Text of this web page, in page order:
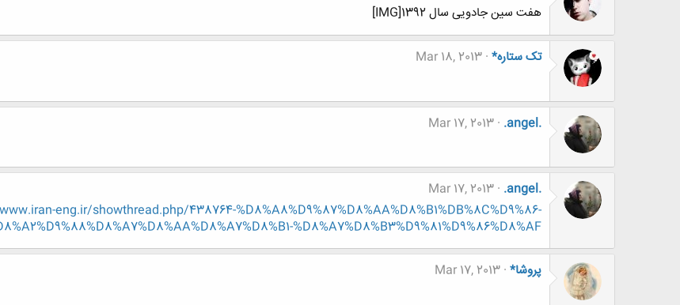
هفت سین جادویی سال 1392[IMG]
تک ستاره* Mar 18, 2013
.angel.
Mar 17, 2013
.angel.
Mar 17, 2013
eng.ir/showthread.php/438764-%D8%A8%D9%87%D8%AA%D8%B1%DB%8C%D9%86-
%D8%A7%D8%B3%D9%81%D9%86%D8%AF
پروشا* Mar 17, 2013